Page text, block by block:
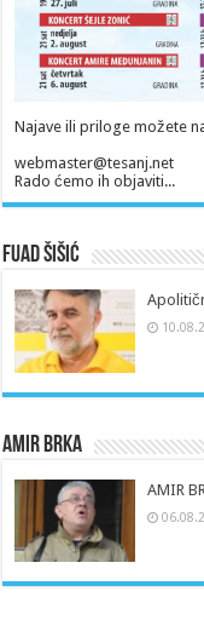
Najave ili priloge možete
webmaster@tesanj.net
Rado ćemo ih objaviti...
Fuad Šišić
Amir Brka
AMIR